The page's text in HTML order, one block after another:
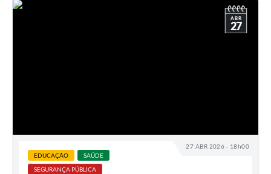
27 ABR 2026 - 18h00
ABR
27
EDUCAÇÃO
SAÚDE
SEGURANÇA PÚBLICA